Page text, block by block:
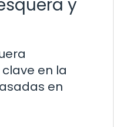
y
en la
en